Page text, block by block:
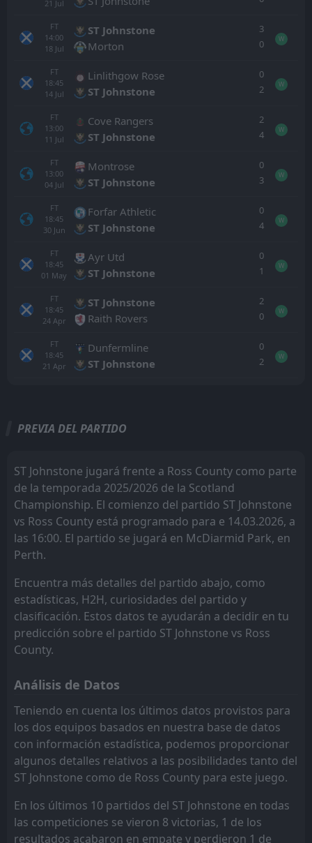
21 Jul
FT
14:00
18 Jul
ST Johnstone
Morton
3
0
W
FT
18:45
14 Jul
Linlithgow Rose
ST Johnstone
0
2
W
FT
13:00
11 Jul
Cove Rangers
ST Johnstone
2
4
W
FT
13:00
04 Jul
Montrose
ST Johnstone
0
3
W
FT
18:45
30 Jun
Forfar Athletic
ST Johnstone
0
4
W
FT
18:45
01 May
Ayr Utd
ST Johnstone
0
1
W
FT
18:45
24 Apr
ST Johnstone
Raith Rovers
2
0
W
FT
18:45
21 Apr
Dunfermline
ST Johnstone
0
2
W
Jul
PEN
18:45
21Jul
Ross County
Dundee
6
W
FT
14:00
18
Ross County
3
FT
18:30
14Jul
Nairn County
Ross County
2
14:00
11
Annan Athletic
Ross County
12:00
04Jul
Ross County
FT
18:30
30
Clachnacuddin
Ross County
0
2
W
FT
13:00
27Jun
Forres Mechanics
Ross County
1
5
FT
01 May
Raith Rovers
Ross County
3
2
PREVIA DEL PARTIDO
ST Johnstone jugará frente a Ross County como parte
de la temporada 2025/2026 de la Scotland
Championship. El comienzo del partido ST Johnstone
vs Ross County está programado para e 14.03.2026, a
las 16:00. El partido se jugará en McDiarmid Park, en
Perth.
Encuentra más detalles del partido abajo, como
estadísticas, H2H, curiosidades del partido y
clasificación. Estos datos te ayudarán a decidir en tu
predicción sobre el partido ST Johnstone vs Ross
County.
Análisis de Datos
Teniendo en cuenta los últimos datos provistos para
los dos equipos basados en nuestra base de datos
con información estadística, podemos proporcionar
algunos detalles relativos a las posibilidades tanto del
ST Johnstone como de Ross County para este juego.
En los últimos 10 partidos del ST Johnstone en todas
las competiciones se vieron 8 victorias, 1 de los
resultados acabaron en empate y perdieron 1 de